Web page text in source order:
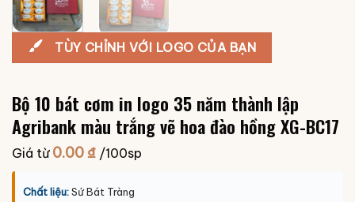
TÙY CHỈNH VỚI LOGO CỦA BẠN
Bộ 10 bát cơm in logo 35 năm thành lập
Agribank màu trắng vẽ hoa đào hồng XG-BC17
Giá từ 0.00₫ /100sp
Chất liệu:Sứ Bát Tràng